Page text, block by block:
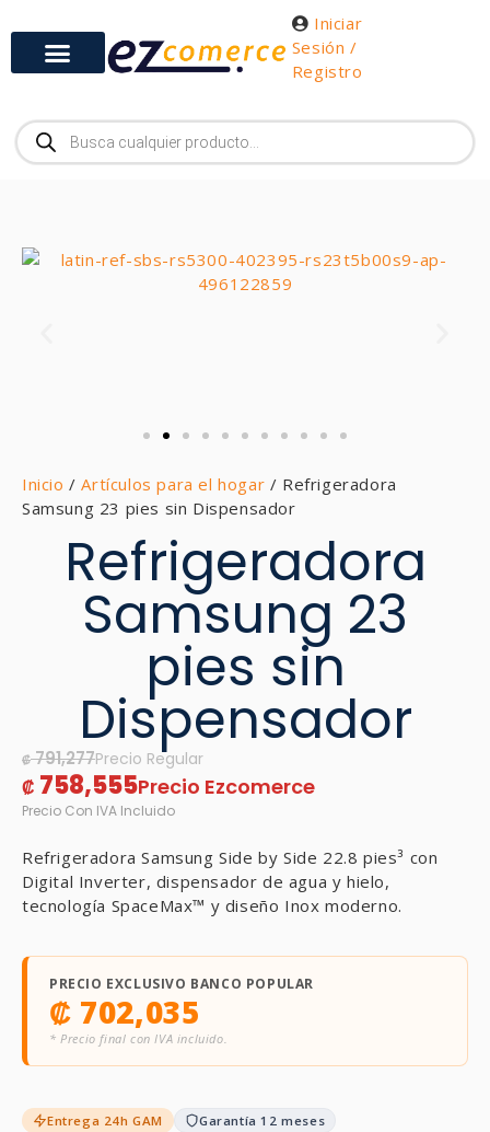
Iniciar
Sesión /
Registro
Inicio /Artículos para el hogar / Refrigeradora
Samsung 23 pies sin Dispensador
Refrigeradora
Samsung 23
pies sin
Dispensador
₡791,277
₡ 758,555
Refrigeradora Samsung Side by Side 22.8 pies³ con
Digital Inverter, dispensador de agua y hielo,
tecnología SpaceMax™ y diseño Inox moderno.
PRECIO EXCLUSIVO BANCO POPULAR
₡ 702,035
* Precio final con IVA incluido.
Entrega 24h GAM Garantía 12 meses